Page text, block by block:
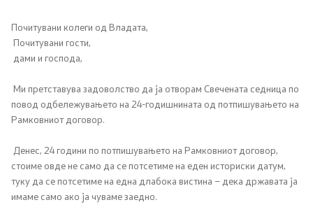
Министерства
Органи во состав
Национални координатори
Почитувани колеги од Владата,
Почитувани гости,
дами и господа,
Ми претставува задоволство да ја отворам Свечената седница по
повод одбележувањето на 24-годишнината од потпишувањето на
Рамковниот договор.
Денес, 24 години по потпишувањето на Рамковниот договор,
стоиме овде не само да се потсетиме на еден историски датум,
туку да се потсетиме на една длабока вистина – дека државата ја
имаме само ако ја чуваме заедно.